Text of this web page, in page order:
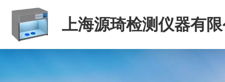
上海源琦检测仪器有